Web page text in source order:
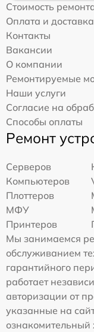
Стоимость
Оплата и доставка
Контакты
Вакансии
О компании
Ремонтируемые
Наши услуги
Согласие на
Способы оплаты
Ремонт
Серверов
Компьютеров
Плоттеров
МФУ
Принтеров
Мы занимаемся
обслуживанием
гарантийного
работает
авторизации от
указанные на
ознакомительный